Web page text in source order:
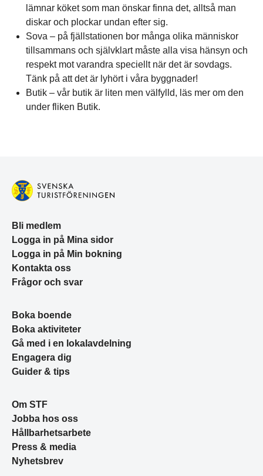
lämnar köket som man önskar finna det, alltså man
diskar och plockar undan efter sig.
Sova – på fjällstationen bor många olika människor
tillsammans och självklart måste alla visa hänsyn och
respekt mot varandra speciellt när det är sovdags.
Tänk på att det är lyhört i våra byggnader!
Butik – vår butik är liten men välfylld, läs mer om den
under fliken Butik.
Bli medlem
Logga in på Mina sidor
Logga in på Min bokning
Kontakta oss
Frågor och svar
Boka boende
Boka aktiviteter
Gå med i en lokalavdelning
Engagera dig
Guider & tips
Om STF
Jobba hos oss
Hållbarhetsarbete
Press & media
Nyhetsbrev